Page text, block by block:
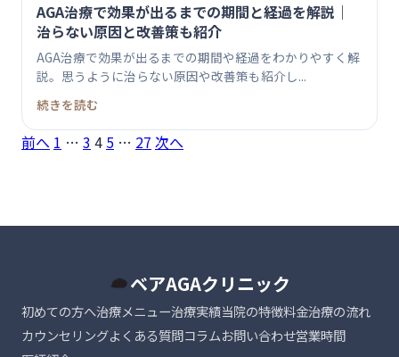
AGA治療で効果が出るまでの期間と経過を解説｜
治らない原因と改善策も紹介
AGA治療で効果が出るまでの期間や経過をわかりやすく解
説。思うように治らない原因や改善策も紹介し...
続きを読む
投
の
ジ
前へ 1 … 3 4 5 … 27 次へ
ベアAGAクリニック
初めての方へ治療メニュー治療実績当院の特徴料金治療の流れ
カウンセリングよくある質問コラムお問い合わせ営業時間